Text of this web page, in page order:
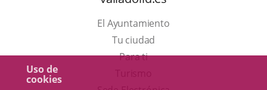
Uso de
cookies
El Ayuntamiento
Tu ciudad
Para ti